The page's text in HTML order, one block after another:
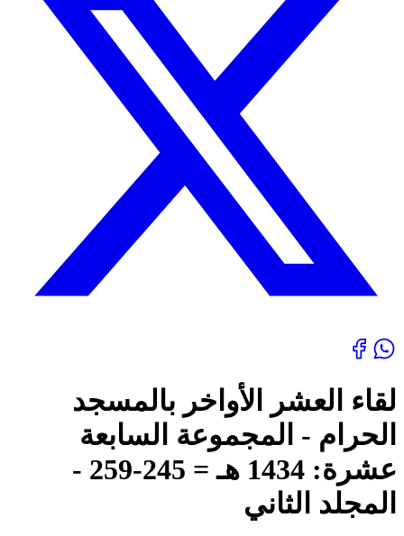
لقاء العشر الأواخر بالمسجد
الحرام - المجموعة السابعة
عشرة: 1434 هـ = 245-259 -
المجلد الثاني